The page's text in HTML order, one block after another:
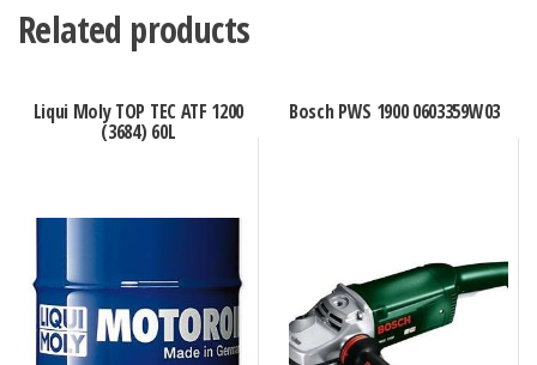
Related products
Liqui Moly TOP TEC ATF 1200
(3684) 60L
Bosch PWS 1900 0603359W03